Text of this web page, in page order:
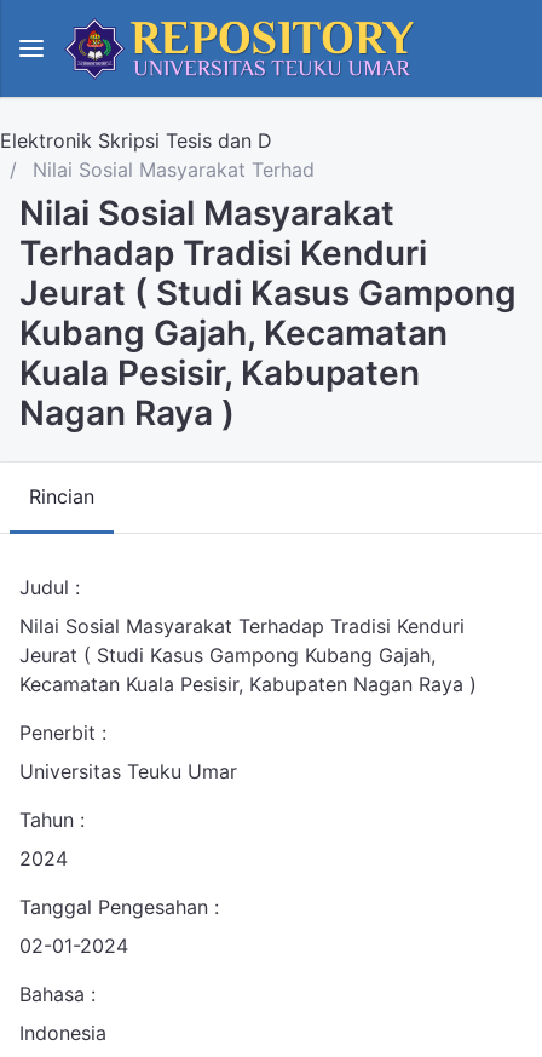
Elektronik Skripsi Tesis dan D
Nilai Sosial Masyarakat Terhad
Nilai Sosial Masyarakat
Terhadap Tradisi Kenduri
Jeurat ( Studi Kasus Gampong
Kubang Gajah, Kecamatan
Kuala Pesisir, Kabupaten
Nagan Raya )
Rincian
Judul :
Nilai Sosial Masyarakat Terhadap Tradisi Kenduri
Jeurat ( Studi Kasus Gampong Kubang Gajah,
Kecamatan Kuala Pesisir, Kabupaten Nagan Raya )
Penerbit :
Universitas Teuku Umar
Tahun :
2024
Tanggal Pengesahan :
02-01-2024
Bahasa :
Indonesia